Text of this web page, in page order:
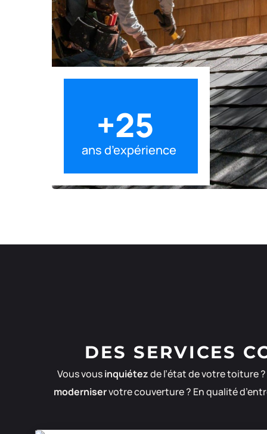
+25
ans d’expérience
DES SERVICES
Vous vousinquiétezde l’état de votre toiture
moderniservotre couverture ? En qualité